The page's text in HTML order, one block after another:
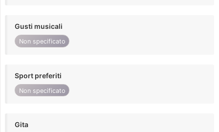
Gusti musicali
Non specificato
Sport preferiti
Non specificato
Gita